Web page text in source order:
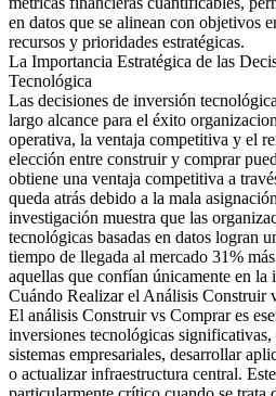
en datos que se alinean con objetivos
recursos y prioridades estratégicas.
La Importancia Estratégica de las
Tecnológica
Las decisiones de inversión
largo alcance para el éxito
operativa, la ventaja competitiva y el
elección entre construir y comprar
obtiene una ventaja competitiva a
queda atrás debido a la mala
investigación muestra que las
tecnológicas basadas en datos logran
tiempo de llegada al mercado 31%
aquellas que confían únicamente en la
Cuándo Realizar el Análisis Construir
El análisis Construir vs Comprar es
inversiones tecnológicas
sistemas empresariales, desarrollar
o actualizar infraestructura central.